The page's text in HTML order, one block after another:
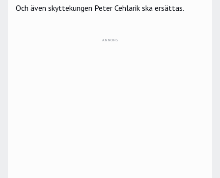
Och även skyttekungen Peter Cehlarik ska ersättas.
ANNONS